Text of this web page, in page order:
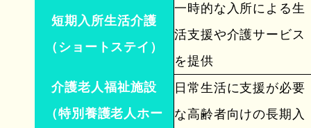
短期入所生活介護
（ショートステイ）
一時的な入所による生
活支援や介護サービス
を提供
介護老人福祉施設
（特別養護老人ホー
日常生活に支援が必要
な高齢者向けの長期入